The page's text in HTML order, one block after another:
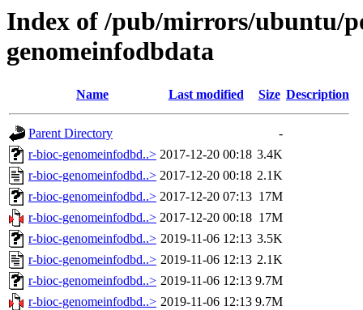
Index of /pub/mirrors/ubuntu/
genomeinfodbdata
Name Last modified Size Description
Parent Directory
-
r-bioc-genomeinfodbd..> 2017-12-20 00:18 3.4K
r-bioc-genomeinfodbd..> 2017-12-20 00:18 2.1K
r-bioc-genomeinfodbd..> 2017-12-20 07:13 17M
r-bioc-genomeinfodbd..> 2017-12-20 00:18 17M
r-bioc-genomeinfodbd..> 2019-11-06 12:13 3.5K
r-bioc-genomeinfodbd..> 2019-11-06 12:13 2.1K
r-bioc-genomeinfodbd..> 2019-11-06 12:13 9.7M
r-bioc-genomeinfodbd..> 2019-11-06 12:13 9.7M